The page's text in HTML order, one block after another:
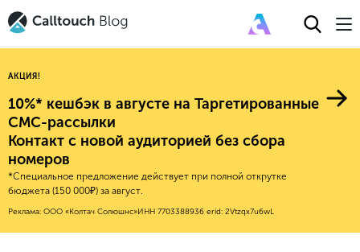
Авторитейл
Финансы
Е-коммерс
2025
2024
Новые продукты
Эксплейнеры
Обновления продуктов Calltouch
Индекс здоровья российского
АКЦИЯ!
10%* кешбэк в августе на Таргетированные
СМС-рассылки
Контакт с новой аудиторией без сбора
номеров
*Специальное предложение действует при полной открутке
бюджета (150 000₽) за август.
Реклама: ООО «Колтач Солюшнс»ИНН 7703388936 erid: 2Vtzqx7u6wL